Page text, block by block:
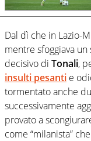
Dal dì che in Lazio-
mentre sfoggiava
decisivo di Tonali,
insulti pesanti e
tormentato anche
successivamente
provato a
come “milanista”